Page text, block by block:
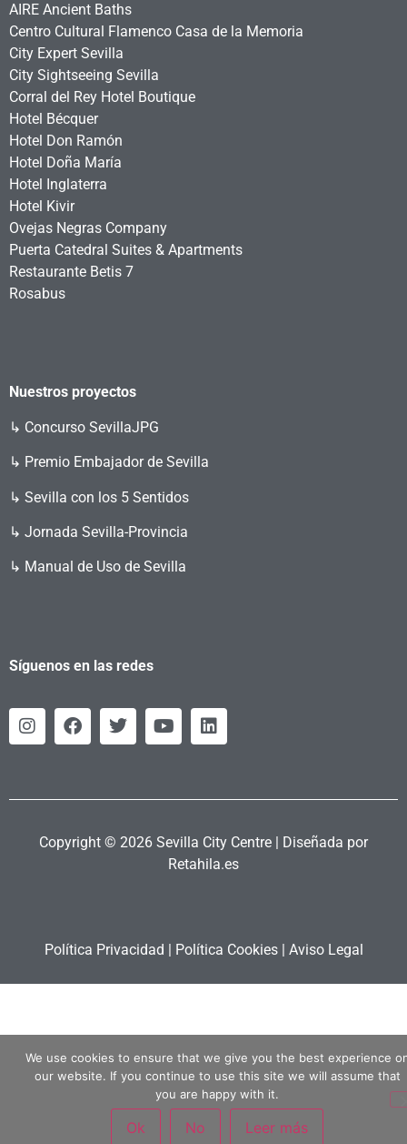
AIRE Ancient Baths
Centro Cultural Flamenco Casa de la Memoria
City Expert Sevilla
City Sightseeing Sevilla
Corral del Rey Hotel Boutique
Hotel Bécquer
Hotel Don Ramón
Hotel Doña María
Hotel Inglaterra
Hotel Kivir
Ovejas Negras Company
Puerta Catedral Suites & Apartments
Restaurante Betis 7
Rosabus
Nuestros proyectos
↳ Concurso SevillaJPG
↳ Premio Embajador de Sevilla
↳ Sevilla con los 5 Sentidos
↳ Jornada Sevilla-Provincia
↳ Manual de Uso de Sevilla
Síguenos en las redes
Copyright © 2026 Sevilla City Centre | Diseñada por
Retahila.es
Política Privacidad | Política Cookies| Aviso Legal
We use cookies to ensure that we give you the best experience
our website. If you continue to use this site we will assume that
you are happy with it.
Ok No Leer más